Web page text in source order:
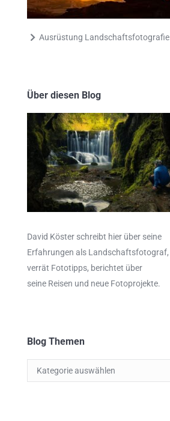
Ausrüstung Landschaftsfotografie
Über diesen Blog
David Köster schreibt hier über seine
Erfahrungen als Landschaftsfotograf,
verrät Fototipps, berichtet über
seine Reisen und neue Fotoprojekte.
Blog Themen
Blog
Themen